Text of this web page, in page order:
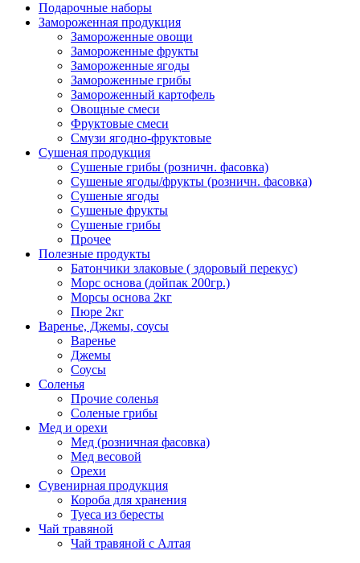
Подарочные наборы
Замороженная продукция
Замороженные овощи
Замороженные фрукты
Замороженные ягоды
Замороженные грибы
Замороженный картофель
Овощные смеси
Фруктовые смеси
Смузи ягодно-фруктовые
Сушеная продукция
Сушеные грибы (розничн. фасовка)
Сушеные ягоды/фрукты (розничн. фасовка)
Сушеные ягоды
Сушеные фрукты
Сушеные грибы
Прочее
Полезные продукты
Батончики злаковые ( здоровый перекус)
Морс основа (дойпак 200гр.)
Морсы основа 2кг
Пюре 2кг
Варенье, Джемы, соусы
Варенье
Джемы
Соусы
Соленья
Прочие соленья
Соленые грибы
Мед и орехи
Мед (розничная фасовка)
Мед весовой
Орехи
Сувенирная продукция
Короба для хранения
Туеса из бересты
Чай травяной
Чай травяной с Алтая